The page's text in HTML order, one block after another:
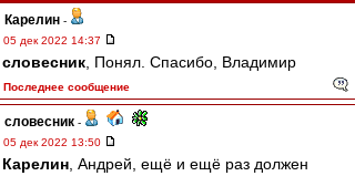
Карелин -
05 дек 2022 14:37
словесник , Понял. Спасибо, Владимир
Последнее сообщение
словесник -
05 дек 2022 13:50
Карелин , Андрей, ещё и ещё раз должен